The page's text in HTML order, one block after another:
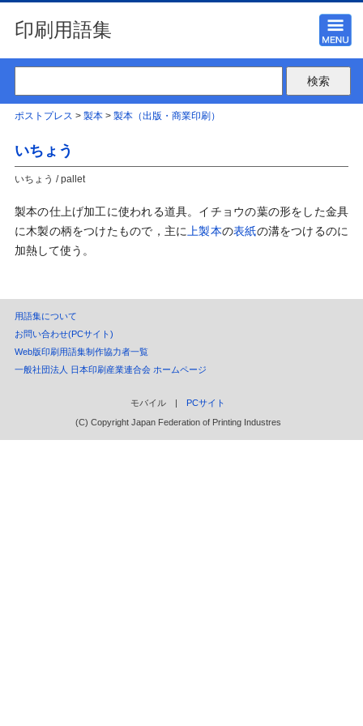
印刷用語集
ポストプレス > 製本> 製本（出版・商業印刷）
いちょう
いちょう / pallet
製本の仕上げ加工に使われる道具。イチョウの葉の形をした金具
に木製の柄をつけたもので，主に 上製本の表紙の溝をつけるのに
加熱して使う。
用語集について
お問い合わせ(PCサイト)
Web版印刷用語集制作協力者一覧
一般社団法人 日本印刷産業連合会 ホームページ
モバイル | PCサイト
(C) Copyright Japan Federation of Printing Industres